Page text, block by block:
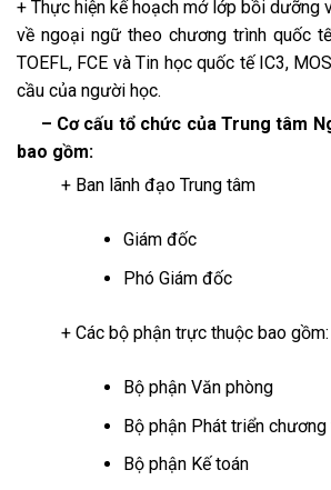
+ Thực hiện kế hoạch mở lớp bồi dưỡng
về ngoại ngữ theo chương trình quốc tế
TOEFL, FCE và Tin học quốc tế IC3,
cầu của người học.
– Cơ cấu tổ chức của Trung tâm
bao gồm:
+ Ban lãnh đạo Trung tâm
Giám đốc
Phó Giám đốc
+ Các bộ phận trực thuộc bao gồm:
Bộ phận Văn phòng
Bộ phận Phát triển
Bộ phận Kế toán